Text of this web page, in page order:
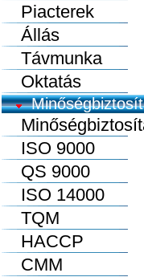
Piacterek
Állás
Távmunka
Oktatás
ISO 9000
QS 9000
ISO 14000
TQM
HACCP
CMM